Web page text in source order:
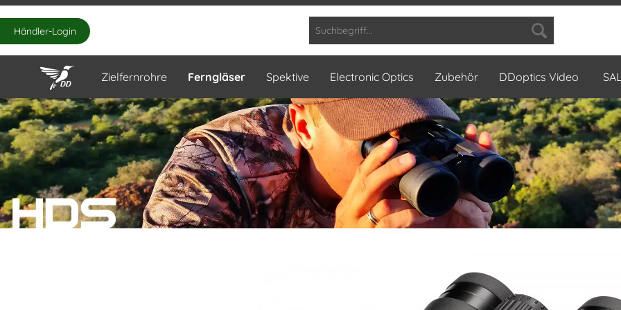
Händler-Login
Zielfernrohre Ferngläser Spektive Electronic Optics Zubehör DDoptics Video